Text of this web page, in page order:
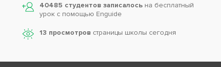
40485 студентов записалось на бесплатный
урок с помощью Enguide
13 просмотров страницы школы сегодня